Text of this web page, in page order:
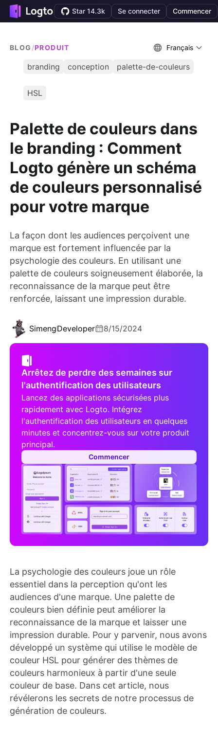
Star 14.3k Se connecter Commencer
BLOG /PRODUIT Français
branding conception palette-de-couleurs
HSL
Palette de couleurs dans
le branding : Comment
Logto génère un schéma
de couleurs personnalisé
pour votre marque
La façon dont les audiences perçoivent une
marque est fortement influencée par la
psychologie des couleurs. En utilisant une
palette de couleurs soigneusement élaborée, la
reconnaissance de la marque peut être
renforcée, laissant une impression durable.
SimengDeveloper 8/15/2024
Arrêtez de perdre des semaines sur
l'authentification des utilisateurs
Lancez des applications sécurisées plus
rapidement avec Logto. Intégrez
l'authentification des utilisateurs en quelques
minutes et concentrez-vous sur votre produit
principal.
Commencer
La psychologie des couleurs joue un rôle
essentiel dans la perception qu'ont les
audiences d'une marque. Une palette de
couleurs bien définie peut améliorer la
reconnaissance de la marque et laisser une
impression durable. Pour y parvenir, nous avons
développé un système qui utilise le modèle de
couleur HSL pour générer des thèmes de
couleurs harmonieux à partir d'une seule
couleur de base. Dans cet article, nous
révélerons les secrets de notre processus de
génération de couleurs.